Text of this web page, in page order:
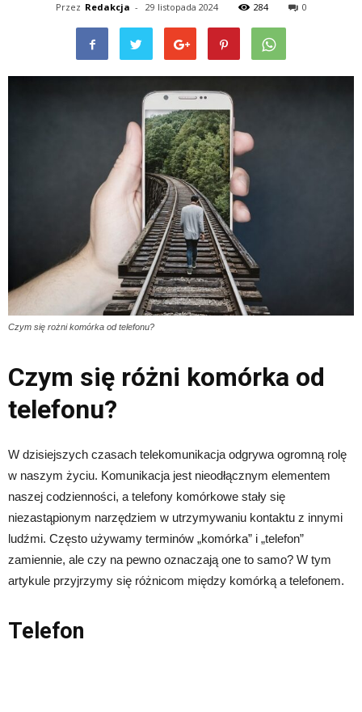
Przez Redakcja - 29 listopada 2024 284 0
Czym się rożni komórka od telefonu?
Czym się różni komórka od
telefonu?
W dzisiejszych czasach telekomunikacja odgrywa ogromną rolę
w naszym życiu. Komunikacja jest nieodłącznym elementem
naszej codzienności, a telefony komórkowe stały się
niezastąpionym narzędziem w utrzymywaniu kontaktu z innymi
ludźmi. Często używamy terminów „komórka” i „telefon”
zamiennie, ale czy na pewno oznaczają one to samo? W tym
artykule przyjrzymy się różnicom między komórką a telefonem.
Telefon